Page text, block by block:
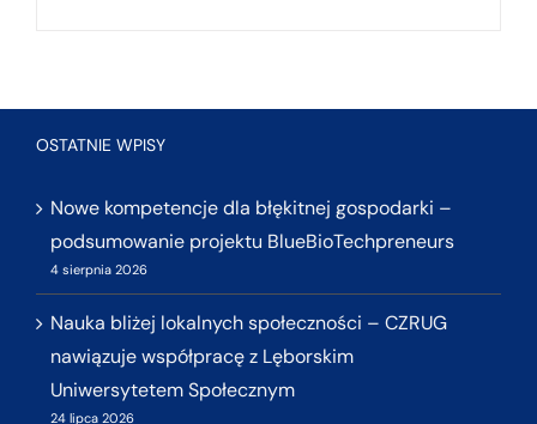
OSTATNIE WPISY
Nowe kompetencje dla błękitnej gospodarki –
podsumowanie projektu BlueBioTechpreneurs
4 sierpnia 2026
Nauka bliżej lokalnych społeczności – CZRUG
nawiązuje współpracę z Lęborskim
Uniwersytetem Społecznym
24 lipca 2026